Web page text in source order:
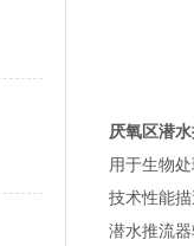
厌氧区潜
用于生物
技术性能
潜水推流器